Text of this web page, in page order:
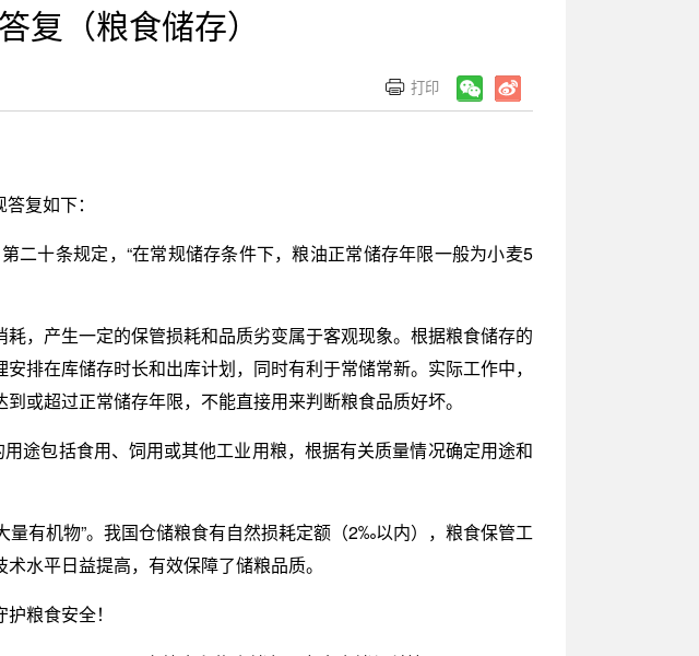
复（粮食储存）
复如下：
二十条规定，“在常规储存条件下，粮油正常储存年限一般为小麦5
，产生一定的保管损耗和品质劣变属于客观现象。根据粮食储存的
排在库储存时长和出库计划，同时有利于常储常新。实际工作中，
或超过正常储存年限，不能直接用来判断粮食品质好坏。
途包括食用、饲用或其他工业用粮，根据有关质量情况确定用途和
有机物”。我国仓储粮食有自然损耗定额（2‰以内），粮食保管工
水平日益提高，有效保障了储粮品质。
粮食安全！